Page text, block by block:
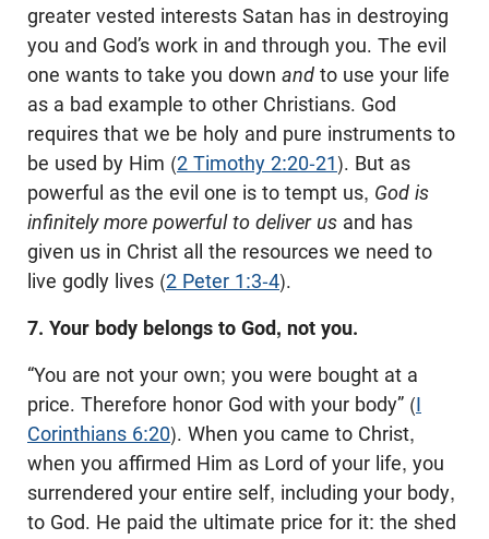
greater vested interests Satan has in destroying
you and God’s work in and through you. The evil
one wants to take you down and to use your life
as a bad example to other Christians. God
requires that we be holy and pure instruments to
be used by Him (2 Timothy 2:20-21). But as
powerful as the evil one is to tempt us, God is
infinitely more powerful to deliver us and has
given us in Christ all the resources we need to
live godly lives (2 Peter 1:3-4).
7. Your body belongs to God, not you.
“You are not your own; you were bought at a
price. Therefore honor God with your body” (I
Corinthians 6:20). When you came to Christ,
when you affirmed Him as Lord of your life, you
surrendered your entire self, including your body,
to God. He paid the ultimate price for it: the shed